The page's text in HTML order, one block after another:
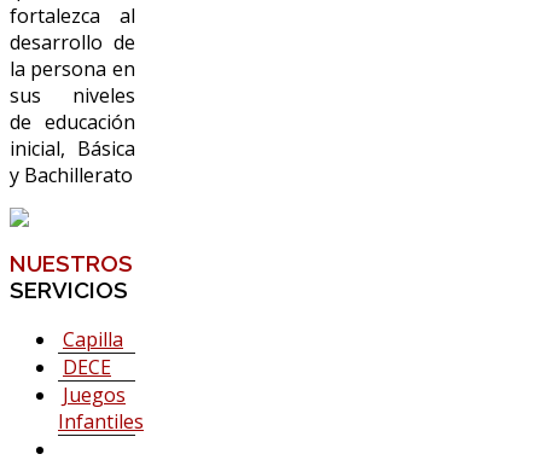
fortalezca al
desarrollo de
la persona en
sus niveles
de educación
inicial, Básica
y Bachillerato
NUESTROS
SERVICIOS
Capilla
DECE
Juegos
Infantiles